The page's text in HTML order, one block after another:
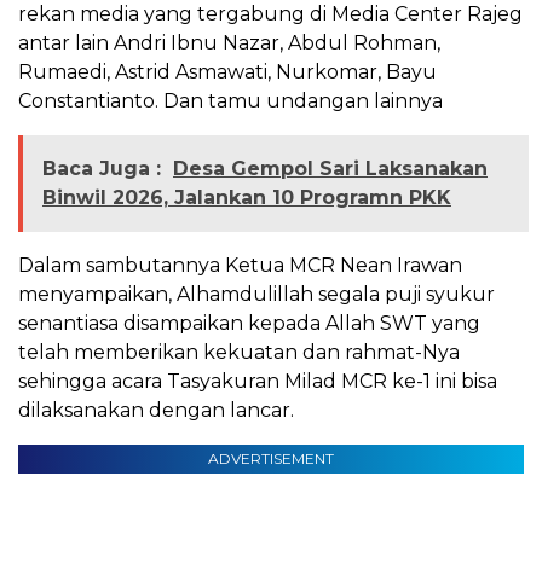
rekan media yang tergabung di Media Center Rajeg
antar lain Andri Ibnu Nazar, Abdul Rohman,
Rumaedi, Astrid Asmawati, Nurkomar, Bayu
Constantianto. Dan tamu undangan lainnya
Baca Juga : ‎Desa Gempol Sari Laksanakan
Binwil 2026, Jalankan 10 Programn PKK
Dalam sambutannya Ketua MCR Nean Irawan
menyampaikan, Alhamdulillah segala puji syukur
senantiasa disampaikan kepada Allah SWT yang
telah memberikan kekuatan dan rahmat-Nya
sehingga acara Tasyakuran Milad MCR ke-1 ini bisa
dilaksanakan dengan lancar.
ADVERTISEMENT